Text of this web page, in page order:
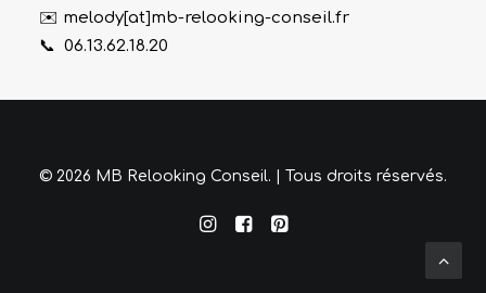
✉️ melody[at]mb-relooking-conseil.fr
📞 06.13.62.18.20
© 2026 MB Relooking Conseil. | Tous droits réservés.